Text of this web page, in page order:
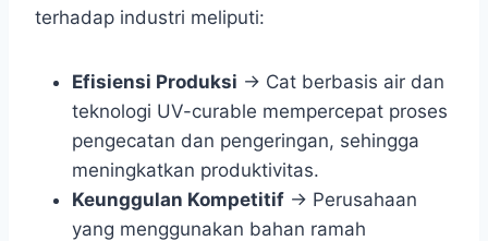
terhadap industri meliputi:
Efisiensi Produksi → Cat berbasis air dan
teknologi UV-curable mempercepat proses
pengecatan dan pengeringan, sehingga
meningkatkan produktivitas.
Keunggulan Kompetitif → Perusahaan
yang menggunakan bahan ramah